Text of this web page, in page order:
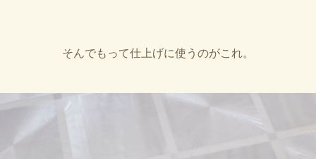
そんでもって仕上げに使うのがこれ。